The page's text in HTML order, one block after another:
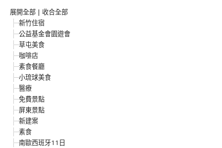
展開全部 | 收合全部
新竹住宿
公益基金會園遊會
草屯美食
咖啡店
素食餐廳
小琉球美食
醫療
免費景點
屏東景點
新建案
素食
南歐西班牙11日